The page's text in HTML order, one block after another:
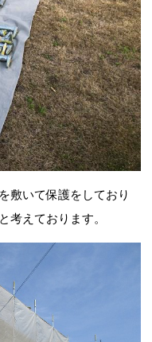
敷いて保護をしており
考えております。